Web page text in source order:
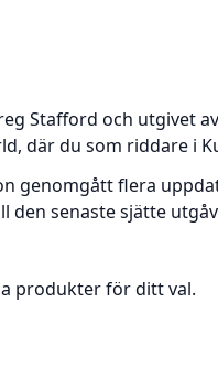
Stafford och utgivet
där du som riddare i
genomgått flera
senaste sjätte
produkter för ditt val.